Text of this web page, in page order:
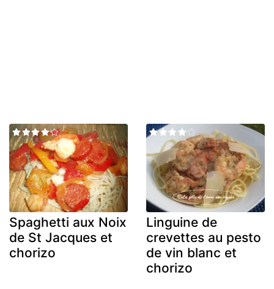
Spaghetti aux Noix
de St Jacques et
chorizo
Linguine de
crevettes au pesto
de vin blanc et
chorizo